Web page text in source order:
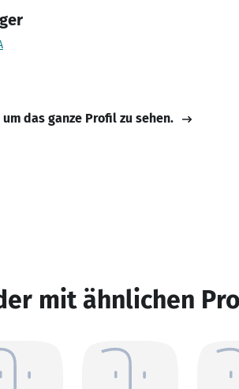
das ganze Profil zu sehen.
mit ähnlichen